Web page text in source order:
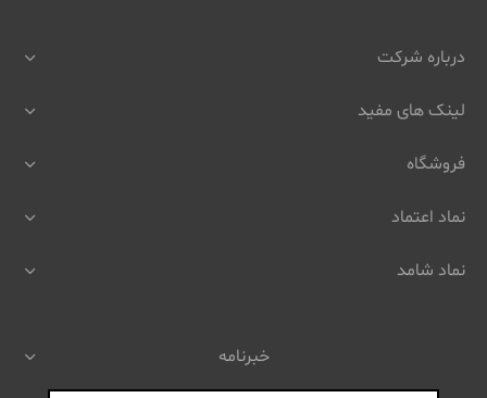
نماد اعتماد
نماد شامد
خبرنامه
لینک های مفید
فروشگاه
درباره شرکت